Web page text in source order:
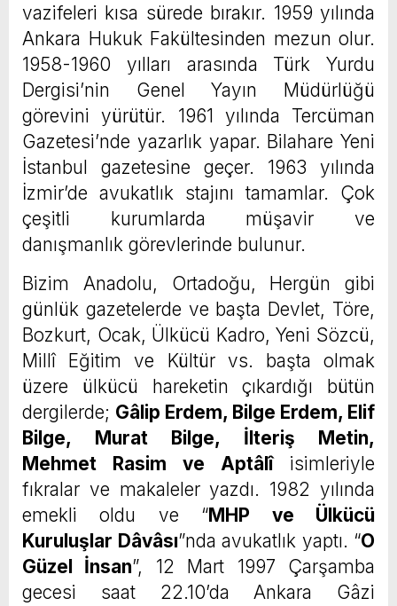
vazifeleri kısa sürede bırakır. 1959 yılında
Ankara Hukuk Fakültesinden mezun olur.
1958-1960 yılları arasında Türk Yurdu
Dergisi’nin Genel Yayın Müdürlüğü
görevini yürütür. 1961 yılında Tercüman
Gazetesi’nde yazarlık yapar. Bilahare Yeni
İstanbul gazetesine geçer. 1963 yılında
İzmir’de avukatlık stajını tamamlar. Çok
çeşitli kurumlarda müşavir ve
danışmanlık görevlerinde bulunur.
Bizim Anadolu, Ortadoğu, Hergün gibi
günlük gazetelerde ve başta Devlet, Töre,
Bozkurt, Ocak, Ülkücü Kadro, Yeni Sözcü,
Millî Eğitim ve Kültür vs. başta olmak
üzere ülkücü hareketin çıkardığı bütün
dergilerde; Gâlip Erdem, Bilge Erdem, Elif
Bilge, Murat Bilge, İlteriş Metin,
Mehmet Rasim ve Aptâlîisimleriyle
fıkralar ve makaleler yazdı. 1982 yılında
emekli oldu ve “MHP ve Ülkücü
Kuruluşlar Dâvâsı”nda avukatlık yaptı. “O
Güzel İnsan”, 12 Mart 1997 Çarşamba
gecesi saat 22.10’da Ankara Gâzi